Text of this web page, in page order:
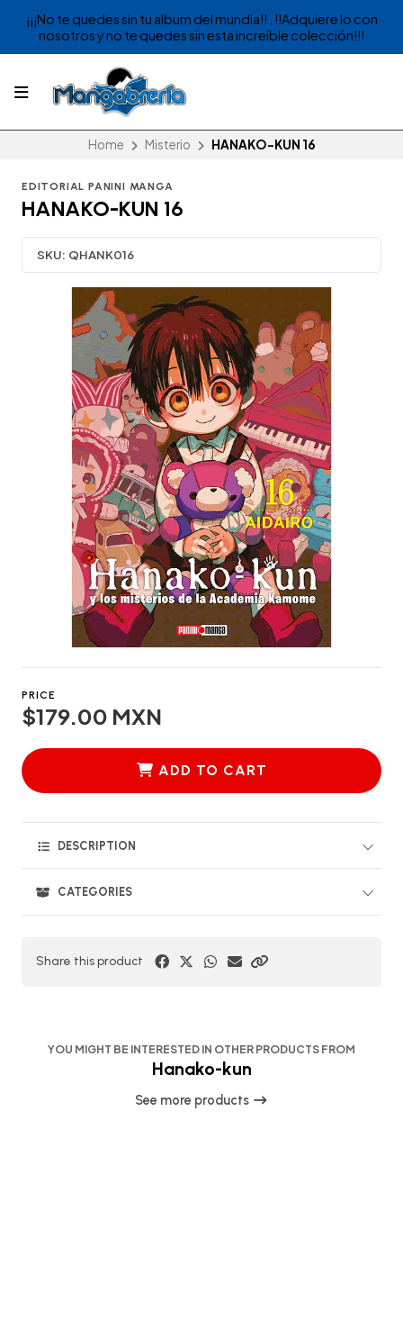
¡¡¡No te quedes sin tu album del mundia!! , !!Adquiere lo con
nosotros y no te quedes sin esta increible colección!!!
Home Misterio HANAKO-KUN 16
EDITORIAL PANINI MANGA
HANAKO-KUN 16
SKU: QHANK016
PRICE
$179.00 MXN
ADD TO CART
DESCRIPTION
CATEGORIES
Share this product
YOU MIGHT BE INTERESTED IN OTHER PRODUCTS FROM
Hanako-kun
See more products